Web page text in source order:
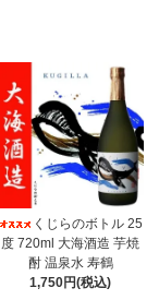
くじらのボトル 25
度 720ml 大海酒造 芋焼
酎 温泉水 寿鶴
1,750円(税込)